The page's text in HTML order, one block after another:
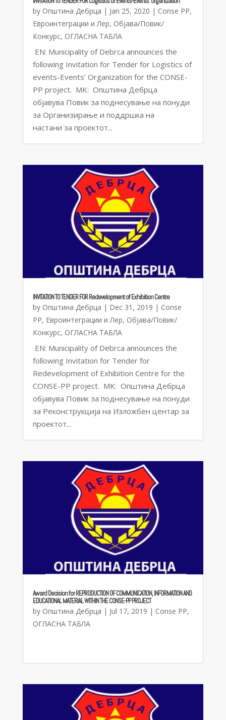
by Општина Дебрца | Jan 25, 2020 | Conse PP,
Евроинтеграции и Лер, Објава/Повик/
Конкурс, ОГЛАСНА ТАБЛА
EN: Municipality of Debrca announces the
following Invitation for Tender for Logistics of
events-Events’ Organization for the CONSE-
PP project. MK: Општина Дебрца
објавува Повик за поднесување на понуди
за Организирање и поддршка на
настани за проектот...
INVITATION TO TENDER FOR Redevelopment of Exhibition Centre
by Општина Дебрца | Dec 31, 2019 | Conse
PP, Евроинтеграции и Лер, Објава/Повик/
Конкурс, ОГЛАСНА ТАБЛА
EN: Municipality of Debrca announces the
following Invitation for Tender for
Redevelopment of Exhibition Centre for the
CONSE-PP project. MK: Општина Дебрца
објавува Повик за поднесување на понуди
за Реконструкција на Изложбен центар за
проектот...
Award Decision for REPRODUCTION OF COMMUNICATION, INFORMATION AND
EDUCATIONAL MATERIAL WITHIN THE CONSE-PP PROJECT
by Општина Дебрца | Jul 17, 2019 | Conse PP,
ОГЛАСНА ТАБЛА